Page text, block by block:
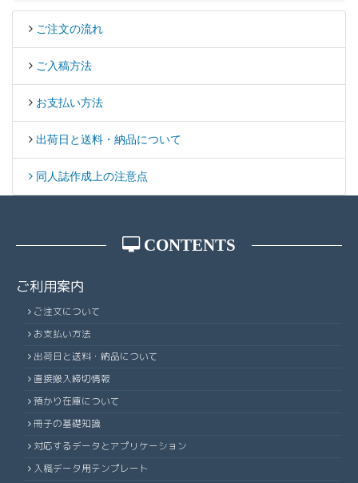
ご注文の流れ
ご入稿方法
お支払い方法
出荷日と送料・納品について
同人誌作成上の注意点
CONTENTS
ご利用案内
ご注文について
お支払い方法
出荷日と送料・納品について
直接搬入締切情報
預かり在庫について
冊子の基礎知識
対応するデータとアプリケーション
入稿データ用テンプレート